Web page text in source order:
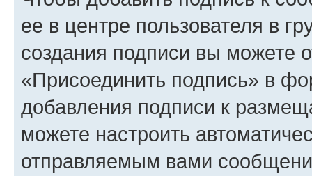
ее в центре пользователя в
создания подписи вы можете
«Присоединить подпись» в
добавления подписи к
можете настроить
отправляемым вами